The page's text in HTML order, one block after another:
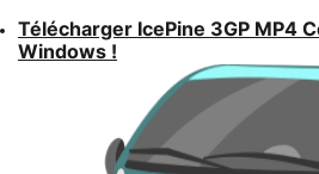
Télécharger IcePine 3GP MP4
Windows !